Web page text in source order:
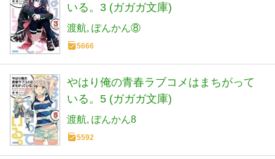
いる。3 (ガガガ文庫)
渡航 ぽんかん⑧
5666
やはり俺の青春ラブコメはまちがって
いる。5 (ガガガ文庫)
渡航 ぽんかん8
5592